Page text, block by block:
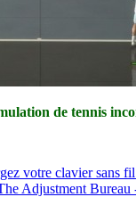
de tennis
votre clavier sans
Adjustment Bureau